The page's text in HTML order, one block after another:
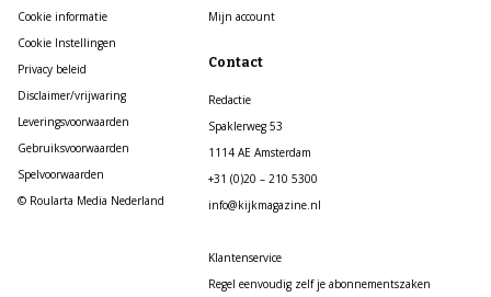
Cookie informatie
Cookie Instellingen
Privacy beleid
Disclaimer/vrijwaring
Leveringsvoorwaarden
Gebruiksvoorwaarden
Spelvoorwaarden
© Roularta Media Nederland
Mijn account
Contact
Redactie
Spaklerweg 53
1114 AE Amsterdam
+31 (0)20 – 210 5300
info@kijkmagazine.nl
Klantenservice
Regel eenvoudig zelf je abonnementszaken